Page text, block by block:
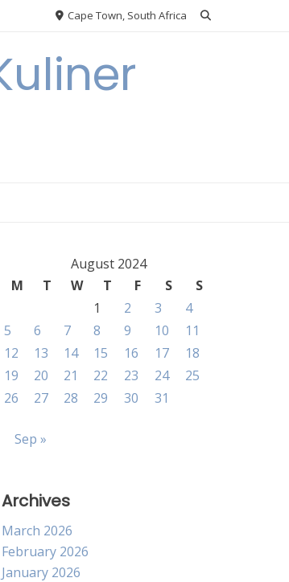
Cape Town, South Africa
August 2024
M
T W T F S
S
1
2 3
4
5
6 7 8 9 10
11
12
13 14 15 16 17
18
19
20 21 22 23 24
25
26
27 28 29 30 31
Sep »
Archives
March 2026
February 2026
January 2026